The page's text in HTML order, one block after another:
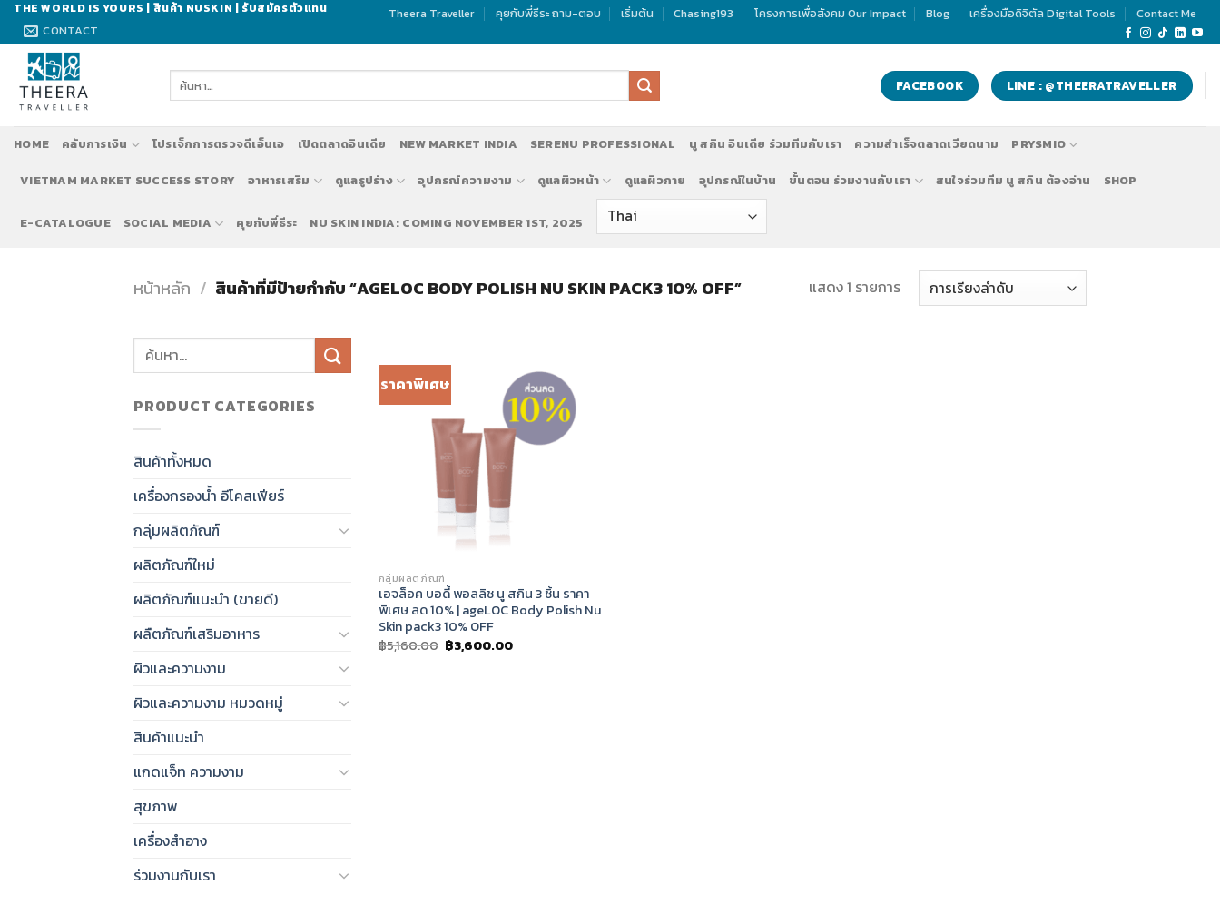
Skip
content
THE WORLD IS YOURS | สินค้า NUSKIN | รับสมัครตัวแทน
CONTACT
Theera Traveller คุยกับพี่ธีระ ถาม-ตอบ เริ่มต้น Chasing193 โครงการเพื่อสังคม Our Impact Blog เครื่องมือดิจิตัล Digital Tools Contact Me
ค้นหา: FACEBOOK LINE : @THEERATRAVELLER
HOME คลับการเงิน โปรเจ็กการตรวจดีเอ็นเอ เปิดตลาดอินเดีย NEW MARKET INDIA SERENU PROFESSIONAL นู สกิน อินเดีย ร่วมทีมกับเรา ความสำเร็จตลาดเวียดนาม PRYSMIO
VIETNAM MARKET SUCCESS STORY อาหารเสริม ดูแลรูปร่าง อุปกรณ์ความงาม ดูแลผิวหน้า ดูแลผิวกาย อุปกรณ์ในบ้าน ขั้นตอน ร่วมงานกับเรา สนใจร่วมทีม นู สกิน ต้องอ่าน SHOP
E-CATALOGUE SOCIAL MEDIA คุยกับพี่ธีระ NU SKIN INDIA: COMING NOVEMBER 1ST, 2025
หน้าหลัก / สินค้าที่มีป้ายกำกับ “AGELOC BODY POLISH NU SKIN PACK3 10% OFF” แสดง 1 รายการ
PRODUCT CATEGORIES
สินค้าทั้งหมด
เครื่องกรองน้ำ อีโคสเฟียร์
กลุ่มผลิตภัณฑ์
ผลิตภัณฑ์ใหม่
ผลิตภัณฑ์แนะนำ (ขายดี)
ผลืตภัณฑ์เสริมอาหาร
ผิวและความงาม
ผิวและความงาม หมวดหมู่
สินค้าแนะนำ
แกดแจ็ท ความงาม
สุขภาพ
เครื่องสำอาง
ร่วมงานกับเรา
ราคาพิเศษ
กลุ่มผลิตภัณฑ์
เอจล็อค บอดี้ พอลลิช นู สกิน 3 ชิ้น ราคา
พิเศษ ลด 10% | ageLOC Body Polish Nu
Skin pack3 10% OFF
฿5,160.00 Original
price
฿3,600.00Current